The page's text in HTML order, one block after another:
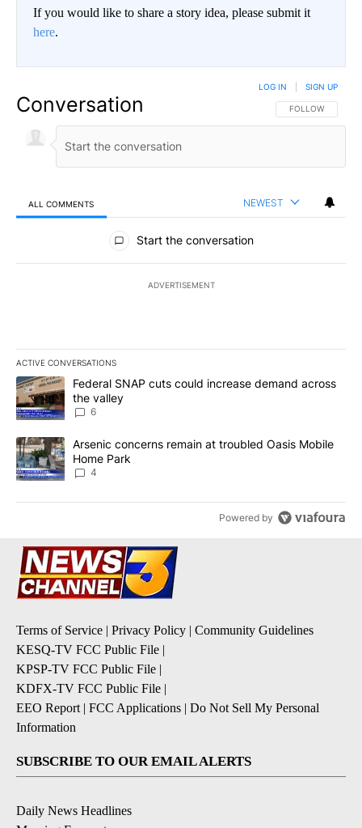
If you would like to share a story idea, please submit it
here.
Conversation FOLLOW THIS
FOLLOW
LOG IN SIGN UP
ALL COMMENTS NEWEST
All Comments
Start the conversation
ADVERTISEMENT
ACTIVE CONVERSATIONS
The following is a list of the most commented articles in the last
A trending article titled "Federal SNAP cuts could increase
Federal SNAP cuts could increase demand across
the valley
6
A trending article titled "Arsenic concerns remain at troubled
Arsenic concerns remain at troubled Oasis Mobile
Home Park
4
Powered by
Terms of Service | Privacy Policy | Community Guidelines
KESQ-TV FCC Public File |
KPSP-TV FCC Public File |
KDFX-TV FCC Public File |
EEO Report | FCC Applications | Do Not Sell My Personal
Information
SUBSCRIBE TO OUR EMAIL ALERTS
Daily News Headlines